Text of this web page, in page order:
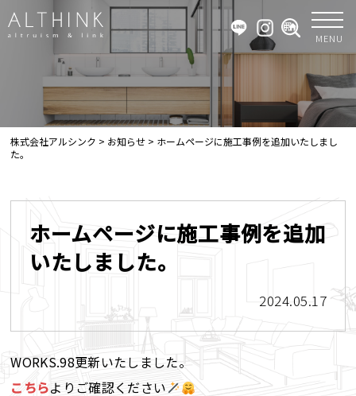
MENU
株式会社アルシンク > お知らせ > ホームページに施工事例を追加いたしまし
た。
ホームページに施工事例を追加
いたしました。
2024.05.17
WORKS.98更新いたしました。
こちらよりご確認ください